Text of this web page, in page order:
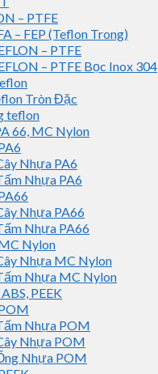
– PTFE
– FEP (Teflon Trong)
– PTFE
– PTFE Bọc Inox 304
Tròn Đặc
teflon
66, MC Nylon
Nhựa PA6
Nhựa PA6
Nhựa PA66
Nhựa PA66
Nylon
Nhựa MC Nylon
Nhựa MC Nylon
PEEK
Nhựa POM
Nhựa POM
Nhựa POM